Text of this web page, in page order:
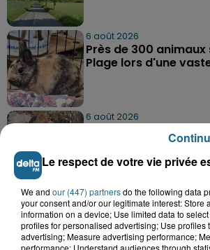
6 août 2026
Près de 300
Plage lors d'une
6 août 2026
9 000 km pour
Le respect de votre vie privée
We and our (447) partnersdo the following data
your consent and/or our legitimate interest: Store
information on a device; Use limited data to
profiles for personalised advertising; Use profiles
advertising; Measure advertising performance;
performance; Understand audiences through